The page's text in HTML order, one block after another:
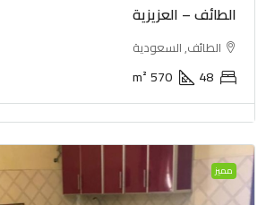
الطائف – العزيزية
الطائف, السعودية
48
570
m²
مميز